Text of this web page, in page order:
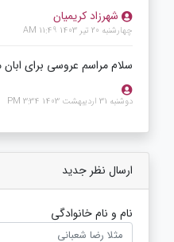
شهرزاد کریمیان
چهارشنبه 20 تیر 1403 11:49 AM
سلام مراسم عروسی برای ابان
دوشنبه 31 اردیبهشت 1403 3:34 PM
ارسال نظر جدید
نام و نام خانوادگی